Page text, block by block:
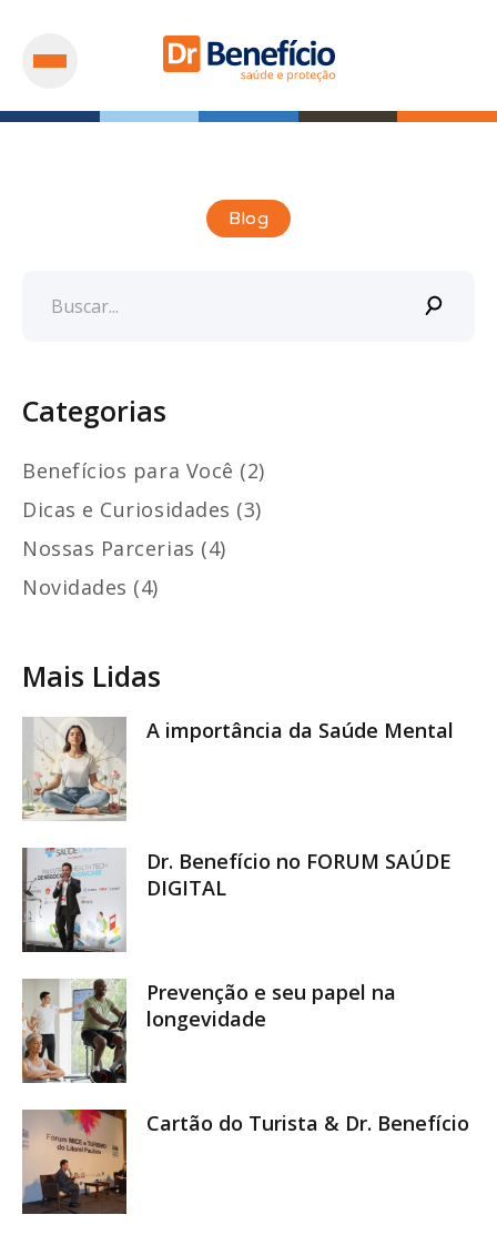
Blog
Categorias
Benefícios para Você (2)
Dicas e Curiosidades (3)
Nossas Parcerias (4)
Novidades (4)
Mais Lidas
A importância da Saúde Mental
Dr. Benefício no FORUM SAÚDE
DIGITAL
Prevenção e seu papel na
longevidade
Cartão do Turista & Dr. Benefício